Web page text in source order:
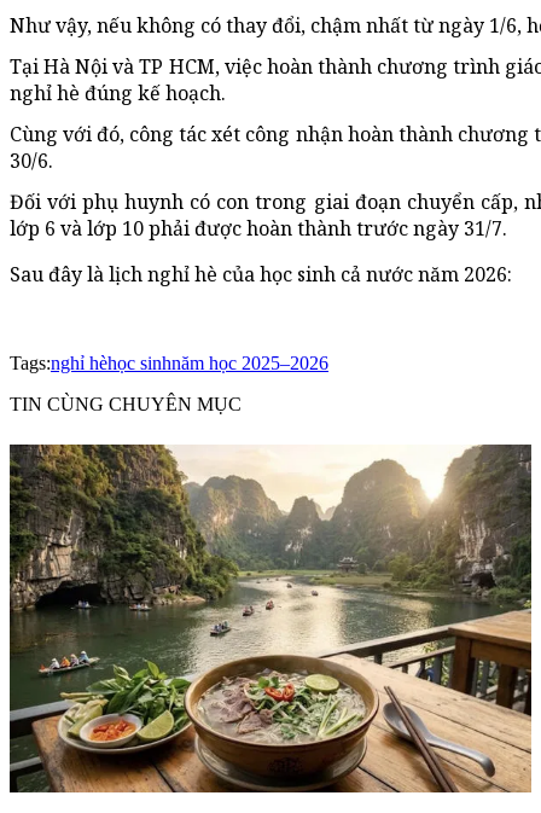
Như vậy, nếu không có thay đổi, chậm nhất từ ngày 1/6,
Tại Hà Nội và TP HCM, việc hoàn thành chương trình
nghỉ hè đúng kế hoạch.
Cùng với đó, công tác xét công nhận hoàn thành
30/6.
Đối với phụ huynh có con trong giai đoạn chuyển cấp,
lớp 6 và lớp 10 phải được hoàn thành trước ngày 31/7.
Sau đây là lịch nghỉ hè của học sinh cả nước năm 2026:
Tags:nghỉ hèhọc sinhnăm học 2025–2026
TIN CÙNG CHUYÊN MỤC